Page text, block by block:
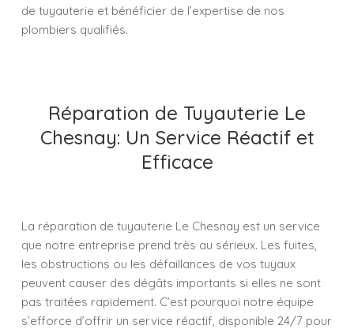
de tuyauterie et bénéficier de l’expertise de nos
plombiers qualifiés.
Réparation de Tuyauterie Le
Chesnay: Un Service Réactif et
Efficace
La réparation de tuyauterie Le Chesnay est un service
que notre entreprise prend très au sérieux. Les fuites,
les obstructions ou les défaillances de vos tuyaux
peuvent causer des dégâts importants si elles ne sont
pas traitées rapidement. C’est pourquoi notre équipe
s’efforce d’offrir un service réactif, disponible 24/7 pour